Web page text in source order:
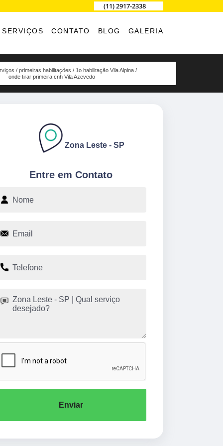
(11) 2917-2338
SERVIÇOS CONTATO BLOG GALERIA
primeiras habilitações
1o habilitação Vila Alpina
onde tirar primeira cnh Vila Azevedo
Entre em Contato
Zona Leste - SP
Enviar